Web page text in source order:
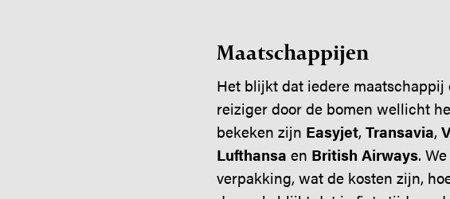
​​​​​​​Maatschappijen
Het blijkt dat iedere
reiziger door de bomen wellicht
bekeken zijn Easyjet, Transavia,
Lufthansa en British Airways.
verpakking, wat de kosten zijn,